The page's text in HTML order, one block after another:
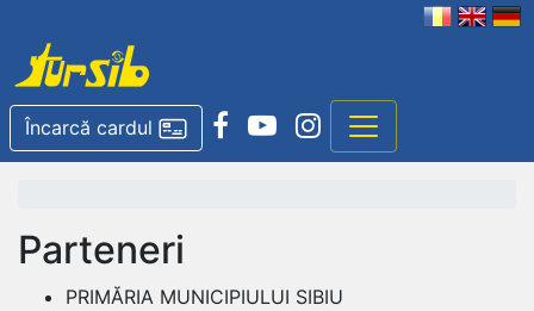
Încarcă cardul
Parteneri
PRIMĂRIA MUNICIPIULUI SIBIU